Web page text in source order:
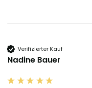
Verifizierter Kauf
Nadine Bauer